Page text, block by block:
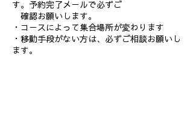
す。予約完了メールで必ずご
確認お願いします。
・コースによって集合場所が変わります
・移動手段がない方は、必ずご相談お願いし
ます。